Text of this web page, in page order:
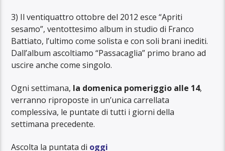
3) Il ventiquattro ottobre del 2012 esce “Apriti
sesamo”, ventottesimo album in studio di Franco
Battiato, l’ultimo come solista e con soli brani inediti.
Dall’album ascoltiamo “Passacaglia” primo brano ad
uscire anche come singolo.
Ogni settimana, la domenica pomeriggio alle 14,
verranno riproposte in un’unica carrellata
complessiva, le puntate di tutti i giorni della
settimana precedente.
Ascolta la puntata di oggi